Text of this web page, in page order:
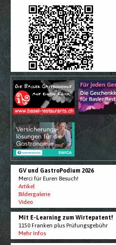
GV und GastroPodium 2026
Merci für Euren Besuch!
Artikel
Bildergalerie
Video
Mit E-Learning zum Wirtepatent!
1150 Franken plus Prüfungsgebühr
Mehr Infos